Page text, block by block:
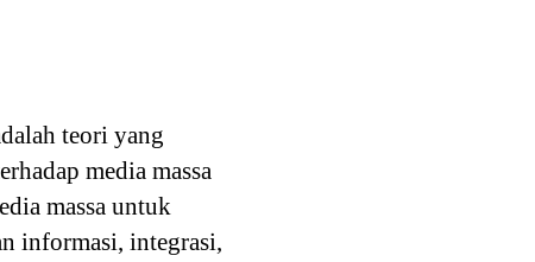
teori yang
media massa
massa untuk
informasi, integrasi,